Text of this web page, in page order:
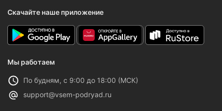
Скачайте наше приложение
Мы работаем
По будням, с 9:00 до 18:00 (МСК)
support@vsem-podryad.ru